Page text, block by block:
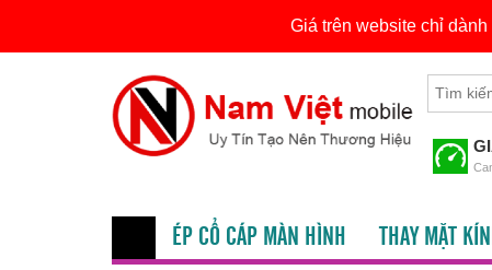
Giá trên website chỉ
Tìm
ÉP CỔ CÁP MÀN HÌNH THAY MẶT